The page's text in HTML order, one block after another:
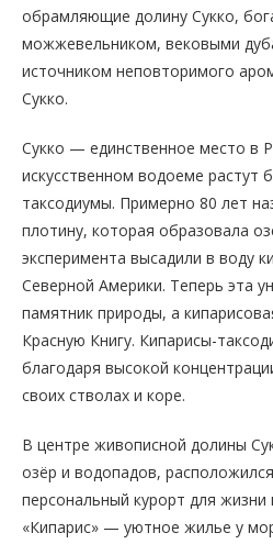
обрамляющие долину Сукко,
можжевельником, вековыми
источником неповторимого
Сукко.
Сукко — единственное место в
искусственном водоеме
таксодиумы. Примерно 80 лет
плотину, которая образовала
эксперимента высадили в воду
Северной Америки. Теперь эта
памятник природы, а
Красную Книгу. Кипарисы-
благодаря высокой
своих стволах и коре.
В центре живописной долины
озёр и водопадов,
персональный курорт для
«Кипарис» — уютное жилье у